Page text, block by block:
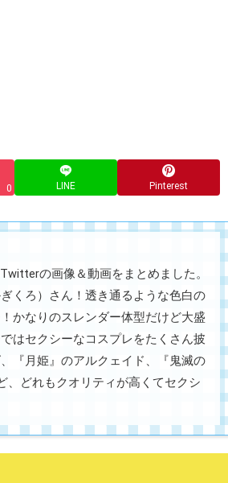
0 LINE Pinterest
の画像＆動画をまとめました。
くろ）さん！透き通るような色白の
かなりのスレンダー体型だけど大盛
はセクシーなコスプレをたくさん披
『月姫』のアルクェイド、『鬼滅の
、どれもクオリティが高くてセクシ